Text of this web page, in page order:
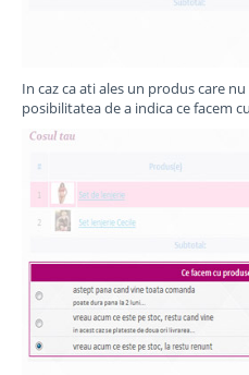
In caz ca ati ales un produs care
posibilitatea de a indica ce facem